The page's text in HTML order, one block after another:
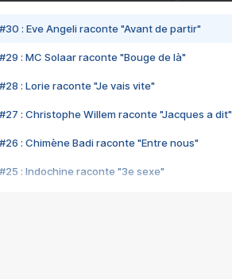
#30 : Eve Angeli raconte "Avant de partir"
#29 : MC Solaar raconte "Bouge de là"
#28 : Lorie raconte "Je vais vite"
#27 : Christophe Willem raconte "Jacques a dit"
#26 : Chimène Badi raconte "Entre nous"
#25 : Indochine raconte "3e sexe"